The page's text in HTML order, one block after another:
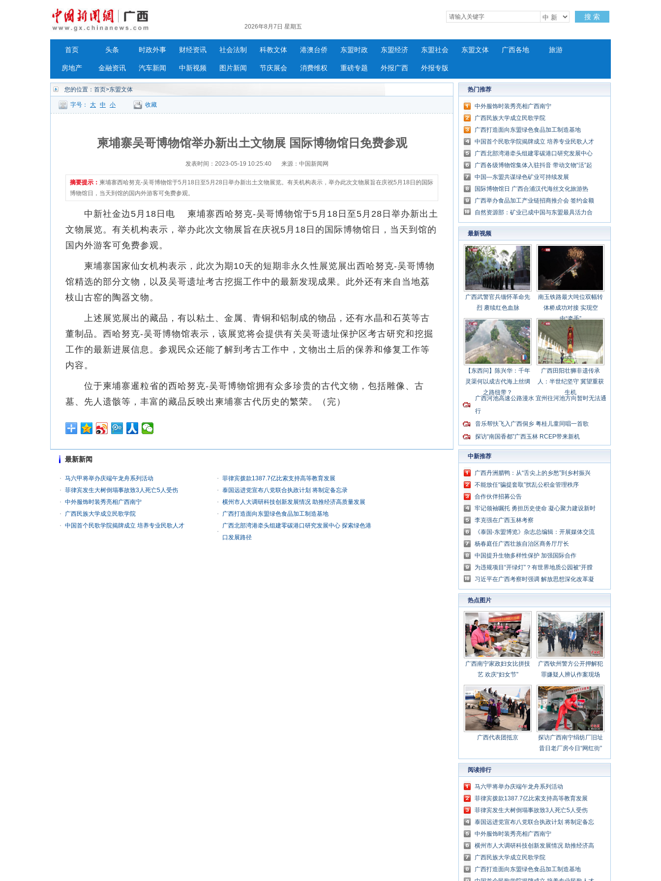
2026年8月7日 星期五
搜 索
首页 头条 时政外事 财经资讯 社会法制 科教文体 港澳台侨 东盟时政 东盟经济 东盟社会 东盟文体 广西各地 旅游
房地产 金融资讯 汽车新闻 中新视频 图片新闻 节庆展会 消费维权 重磅专题 外报广西 外报专版
您的位置： 首页>东盟文体
字号： 大 中 小 收藏
柬埔寨吴哥博物馆举办新出土文物展 国际博物馆日免费参观
发表时间：2023-05-19 10:25:40 来源：中国新闻网
摘要提示： 柬埔寨西哈努克-吴哥博物馆于5月18日至5月28日举办新出土文物展览。有关机构表示，举办此次文物展旨在庆祝5月18日的国际
博物馆日，当天到馆的国内外游客可免费参观。
中新社金边5月18日电 柬埔寨西哈努克-吴哥博物馆于5月18日至5月28日举办新出土
文物展览。有关机构表示，举办此次文物展旨在庆祝5月18日的国际博物馆日，当天到馆的
国内外游客可免费参观。
柬埔寨国家仙女机构表示，此次为期10天的短期非永久性展览展出西哈努克-吴哥博物
馆精选的部分文物，以及吴哥遗址考古挖掘工作中的最新发现成果。此外还有来自当地荔
枝山古窑的陶器文物。
上述展览展出的藏品，有以粘土、金属、青铜和铝制成的物品，还有水晶和石英等古
董制品。西哈努克-吴哥博物馆表示，该展览将会提供有关吴哥遗址保护区考古研究和挖掘
工作的最新进展信息。参观民众还能了解到考古工作中，文物出土后的保养和修复工作等
内容。
位于柬埔寨暹粒省的西哈努克-吴哥博物馆拥有众多珍贵的古代文物，包括雕像、古
墓、先人遗骸等，丰富的藏品反映出柬埔寨古代历史的繁荣。（完）
最新新闻
马六甲将举办庆端午龙舟系列活动
菲律宾拨款1387.7亿比索支持高等教育发展
菲律宾发生大树倒塌事故致3人死亡5人受伤
泰国远进党宣布八党联合执政计划 将制定备忘录
中外服饰时装秀亮相广西南宁
横州市人大调研科技创新发展情况 助推经济高质量发展
广西民族大学成立民歌学院
广西打造面向东盟绿色食品加工制造基地
中国首个民歌学院揭牌成立 培养专业民歌人才
广西北部湾港牵头组建零碳港口研究发展中心 探索绿色港
口发展路径
热门推荐
中外服饰时装秀亮相广西南宁
广西民族大学成立民歌学院
广西打造面向东盟绿色食品加工制造基地
中国首个民歌学院揭牌成立 培养专业民歌人才
广西北部湾港牵头组建零碳港口研究发展中心
探索绿色港口发展路径
广西各级博物馆集体入驻抖音 带动文物“活”起
来“潮”起来
中国—东盟共谋绿色矿业可持续发展
国际博物馆日 广西合浦汉代海丝文化旅游热
广西举办食品加工产业链招商推介会 签约金额
逾114亿
自然资源部：矿业已成中国与东盟最具活力合
作领域之一
最新视频
广西武警官兵缅怀革命先
烈 赓续红色血脉
南玉铁路最大吨位双幅转
体桥成功对接 实现空
中“牵手”
【东西问】陈兴华：千年
灵渠何以成古代海上丝绸
之路纽带？
广西田阳壮狮非遗传承
人：半世纪坚守 冀望重获
生机
广西河池高速公路漫水 宜州往河池方向暂时无法通
行
音乐帮扶飞入广西侗乡 粤桂儿童同唱一首歌
探访“南国香都”广西玉林 RCEP带来新机
中新推荐
广西丹洲腊鸭：从“舌尖上的乡愁”到乡村振兴
的“利器”
不能放任“骗提套取”扰乱公积金管理秩序
合作伙伴招募公告
牢记领袖嘱托 勇担历史使命 凝心聚力建设新时
代中国特色社会主义壮美广西
李克强在广西玉林考察
《泰国-东盟博览》杂志总编辑：开展媒体交流
讲好中国与东盟合作故事
杨春庭任广西壮族自治区商务厅厅长
中国提升生物多样性保护 加强国际合作
为违规项目“开绿灯”？有世界地质公园被“开膛
破肚”
习近平在广西考察时强调 解放思想深化改革凝
心聚力担当实干 建设新时代中国特色社会主义
壮美
热点图片
广西南宁家政妇女比拼技
艺 欢庆“妇女节”
广西钦州警方公开押解犯
罪嫌疑人辨认作案现场
广西代表团抵京
探访广西南宁绢纺厂旧址
昔日老厂房今日“网红街”
阅读排行
马六甲将举办庆端午龙舟系列活动
菲律宾拨款1387.7亿比索支持高等教育发展
菲律宾发生大树倒塌事故致3人死亡5人受伤
泰国远进党宣布八党联合执政计划 将制定备忘
录
中外服饰时装秀亮相广西南宁
横州市人大调研科技创新发展情况 助推经济高
质量发展
广西民族大学成立民歌学院
广西打造面向东盟绿色食品加工制造基地